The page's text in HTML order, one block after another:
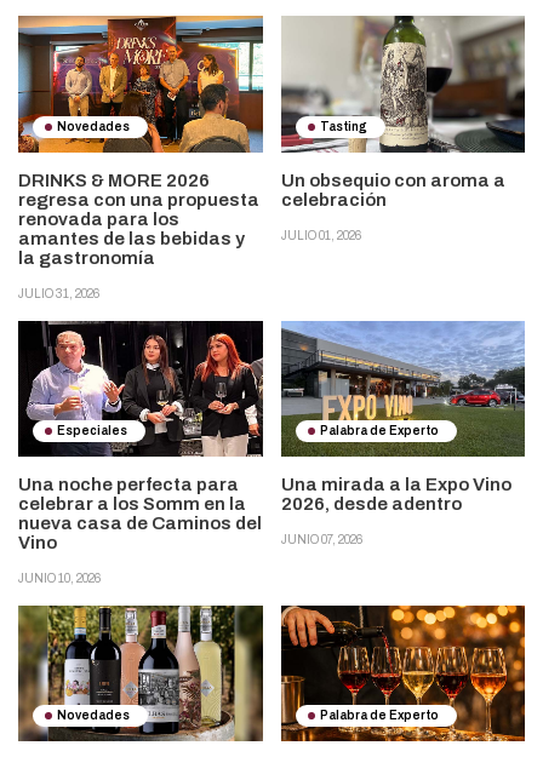
Novedades
DRINKS & MORE 2026
regresa con una propuesta
renovada para los
amantes de las bebidas y
la gastronomía
JULIO 31, 2026
Tasting
Un obsequio con aroma a
celebración
JULIO 01, 2026
Especiales
Una noche perfecta para
celebrar a los Somm en la
nueva casa de Caminos del
Vino
JUNIO 10, 2026
Palabra de Experto
Una mirada a la Expo Vino
2026, desde adentro
JUNIO 07, 2026
Novedades Palabra de Experto